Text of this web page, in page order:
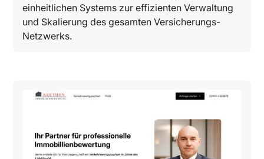
einheitlichen Systems zur effizienten Verwaltung
und Skalierung des gesamten Versicherungs-
Netzwerks.